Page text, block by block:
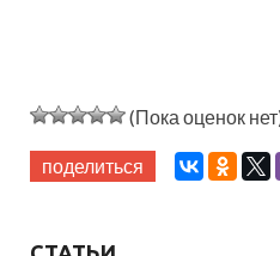
(Пока оценок
поделиться